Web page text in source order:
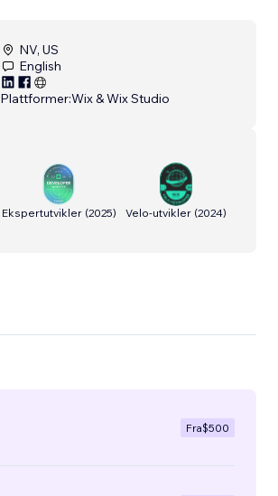
NV, US
English
Plattformer:Wix & Wix Studio
Ekspertutvikler(2025) Velo-utvikler (2024)
Fra$500